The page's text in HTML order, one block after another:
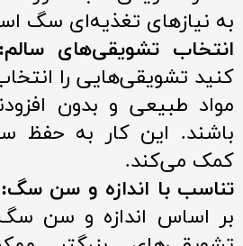
به نیازهای تغذیه‌ای سگ
انتخاب تشویقی‌های سالم:
کنید تشویقی‌هایی را
مواد طبیعی و بدون
باشند. این کار به حفظ
کمک می‌کند.
تناسب با اندازه و سن سگ:
بر اساس اندازه و سن